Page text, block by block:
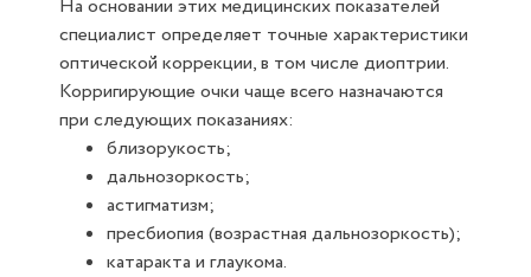
На основании этих медицинских показателей
специалист определяет точные характеристики
оптической коррекции, в том числе диоптрии.
Корригирующие очки чаще всего назначаются
при следующих показаниях:
близорукость;
дальнозоркость;
астигматизм;
пресбиопия (возрастная дальнозоркость);
катаракта и глаукома.